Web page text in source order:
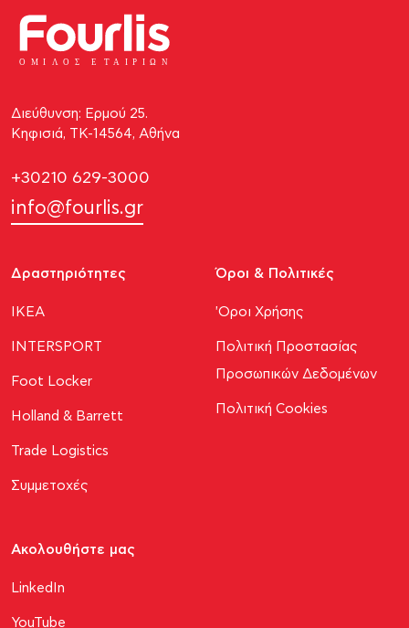
ΟΜΙ Λ Ο Σ Ε Τ ΑΙΡΙΩΝ
Διεύθυνση: Ερμού 25.
Κηφισιά, ΤΚ-14564, Αθήνα
+30210 629-3000
info@fourlis.gr
Δραστηριότητες
ΙΚΕΑ
INTERSPORT
Foot Locker
Holland & Barrett
Trade Logistics
Συμμετοχές
Όροι & Πολιτικές
'Οροι Χρήσης
Πολιτική Προστασίας
Προσωπικών Δεδομένων
Πολιτική Cookies
Ακολουθήστε μας​
LinkedIn
YouTube